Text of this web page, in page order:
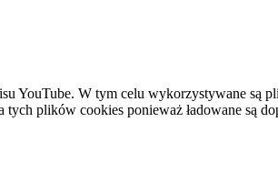
YouTube. W tym celu wykorzystywane są
plików cookies ponieważ ładowane są